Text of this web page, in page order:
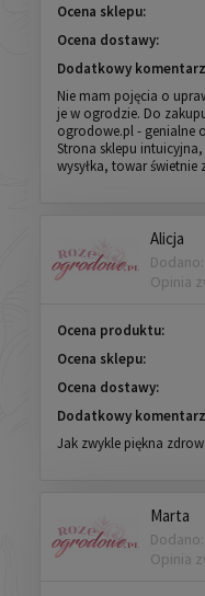
Ocena sklepu:
Ocena dostawy:
Dodatkowy
Nie mam pojęcia o
je w ogrodzie. Do
ogrodowe.pl - genialne
Strona sklepu
wysyłka, towar świetnie
Alicja
Opinia
Ocena produktu:
Ocena sklepu:
Ocena dostawy:
Dodatkowy
Jak zwykle piękna
Marta
Opinia